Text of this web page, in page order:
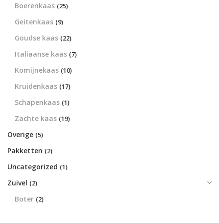
Boerenkaas (25)
Geitenkaas (9)
Goudse kaas (22)
Italiaanse kaas (7)
Komijnekaas (10)
Kruidenkaas (17)
Schapenkaas (1)
Zachte kaas (19)
Overige (5)
Pakketten (2)
Uncategorized (1)
Zuivel (2)
Boter (2)